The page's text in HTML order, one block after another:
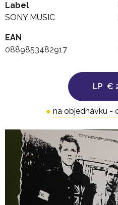
5. Hate & War
6. What's My Name
8. London's Burning
Side B:
1. Career Opportunities
2. Cheat
Label
SONY MUSIC
EAN
0889853482917
LP €
● na objednávku -